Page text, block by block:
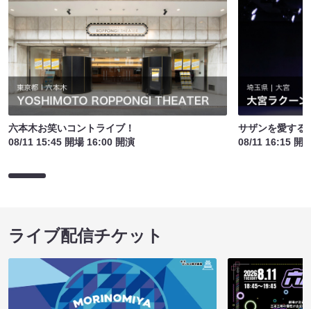
六本木お笑いコントライブ！
08/11 15:45 開場 16:00 開演
サザンを愛する
08/11 16:15 開
ライブ配信チケット